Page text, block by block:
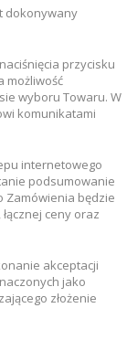
dokonywany
przycisku
możliwość
wyboru Towaru. W
komunikatami
internetowego
podsumowanie
Zamówienia będzie
ceny oraz
akceptacji
jako
złożenie